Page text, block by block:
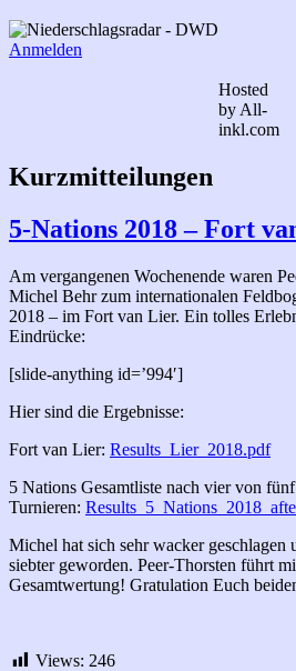
Anmelden
Hosted
by All-
inkl.com
Kurzmitteilungen
5-Nations 2018 – Fort
Am vergangenen Wochenende waren
Michel Behr zum internationalen
2018 – im Fort van Lier. Ein tolles
Eindrücke:
[slide-anything id=’994′]
Hier sind die Ergebnisse:
Fort van Lier: Results_Lier_2018.pdf
5 Nations Gesamtliste nach vier von fünf
Turnieren:
Michel hat sich sehr wacker geschlagen
siebter geworden. Peer-Thorsten führt
Gesamtwertung! Gratulation Euch
Views: 246